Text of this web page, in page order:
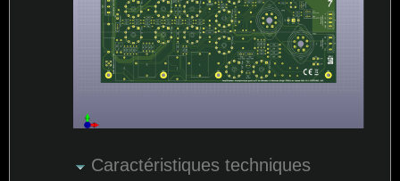
Caractéristiques techniques